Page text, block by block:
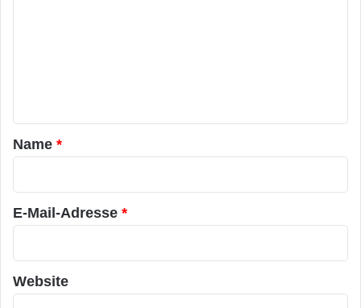
a
r
*
Name *
E-Mail-Adresse *
Website